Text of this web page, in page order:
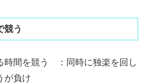
競う
時間を競う ：同時に独楽を回し
が負け